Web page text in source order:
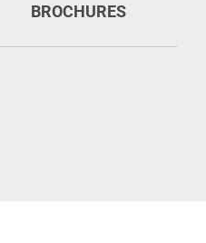
BROCHURES